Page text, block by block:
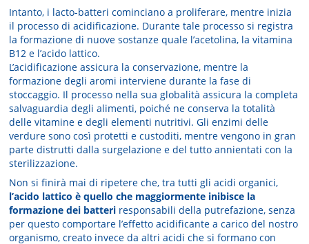
Intanto, i lacto-batteri cominciano a proliferare, mentre inizia
il processo di acidificazione. Durante tale processo si registra
la formazione di nuove sostanze quale l’acetolina, la vitamina
B12 e l’acido lattico.
L’acidificazione assicura la conservazione, mentre la
formazione degli aromi interviene durante la fase di
stoccaggio. Il processo nella sua globalità assicura la completa
salvaguardia degli alimenti, poiché ne conserva la totalità
delle vitamine e degli elementi nutritivi. Gli enzimi delle
verdure sono così protetti e custoditi, mentre vengono in gran
parte distrutti dalla surgelazione e del tutto annientati con la
sterilizzazione.
Non si finirà mai di ripetere che, tra tutti gli acidi organici,
l’acido lattico è quello che maggiormente inibisce la
formazione dei batteri responsabili della putrefazione, senza
per questo comportare l’effetto acidificante a carico del nostro
organismo, creato invece da altri acidi che si formano con